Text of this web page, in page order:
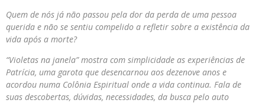
Quem de nós já não passou pela dor da perda de uma pessoa
querida e não se sentiu compelido a refletir sobre a existência da
vida após a morte?
“Violetas na janela” mostra com simplicidade as experiências de
Patrícia, uma garota que desencarnou aos dezenove anos e
acordou numa Colônia Espiritual onde a vida continua. Fala de
suas descobertas, dúvidas, necessidades, da busca pelo auto